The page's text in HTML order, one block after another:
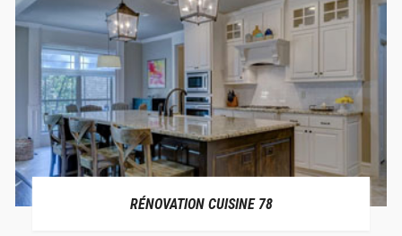
RÉNOVATION CUISINE 78